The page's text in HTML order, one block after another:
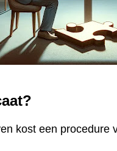
kost een